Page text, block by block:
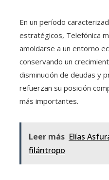
En un período
estratégicos, Telefónica
amoldarse a un entorno
conservando un
disminución de deudas y
refuerzan su posición
más importantes.
Leer más Elías
filántropo